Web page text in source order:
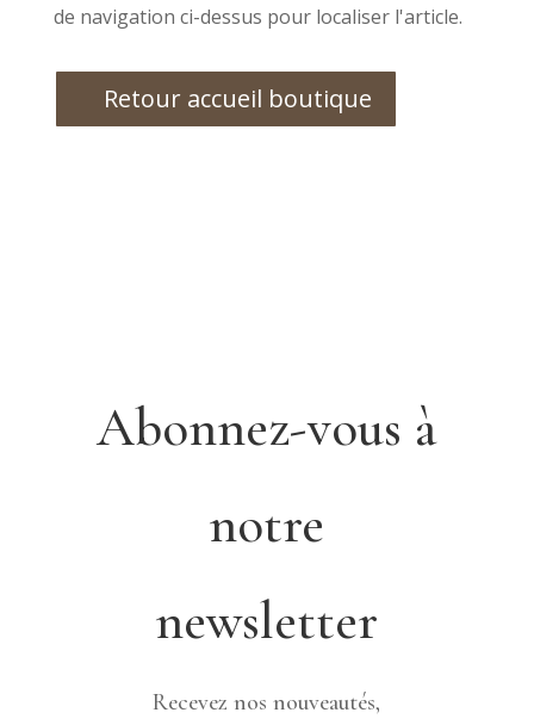
de navigation ci-dessus pour localiser l'article.
Retour accueil boutique
Abonnez-vous à
notre
newsletter
Recevez nos nouveautés,